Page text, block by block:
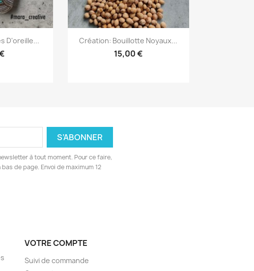
D'oreille... Aperçu rapide
Création: Bouillotte Noyaux...
15,00 €
à tout moment. Pour ce faire,
de page. Envoi de maximum 12
VOTRE COMPTE
Suivi de commande